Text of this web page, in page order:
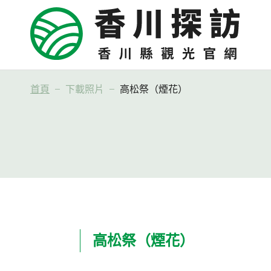
首頁 下載照片 高松祭（煙花）
高松祭（煙花）